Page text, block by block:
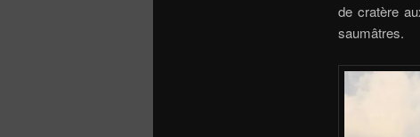
de cratère
saumâtres.